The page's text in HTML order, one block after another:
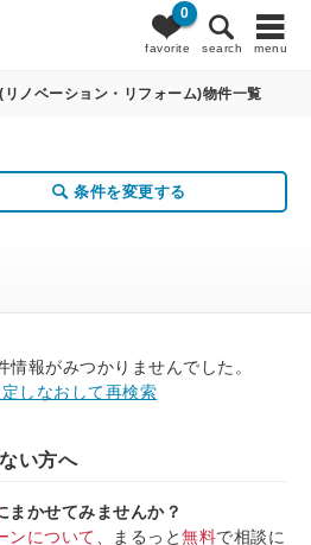
favorite
0
search menu
条件変更
ノベーション・リフォーム)物件一覧
条件を変更する
情報がみつかりませんでした。
しなおして再検索
い方へ
まかせてみませんか？
ンについて 、まるっと無料で相談に